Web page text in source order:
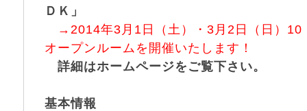
ＤＫ」
→2014年3月1日（土）・3月2日（日）
オープンルームを開催いたします！
詳細はホームページをご覧下さい。
基本情報